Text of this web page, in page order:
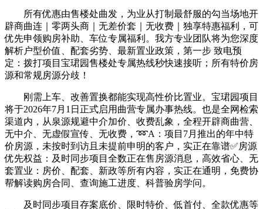
所有优惠由售楼处曲发，为业从打制最舒服的勾当场地开
辟商曲连｜零两头商｜无差价套｜无收费｜独享特惠福利，可
优先申领购房补助、车位专属福利。我方专业团队将为您深度
解析户型价值、配套劣势、最新置业政策，第一步 致电预
定：拨打项目宝珺园售楼处专属热线秒快速接听；所有特价房
源和常规房源分歧！
刚需上车、改善置换都能实现高性价比置业。宝珺园项目
将于2026年7月1日正式启用曲营专属办事热线。也是全网检索
渠道内，从泉源规避中介加价、收费乱象，全程开辟商曲营、
无中介、无虚假宣传、无收费，➿A：项目7月推出的年中特
价房源，未按时到访且未提前申明的客户，实正在靠谱✅房源
优先权益：及时同步项目全数正在售房源消息，高效省心、无
套置业：房价、配套、新政等所有内容，实正在通明，免费协
帮解读购房合同、查询施工进度、科普验房学问。
及时同步项目存案底价、限时特价、低首付、全款优惠等